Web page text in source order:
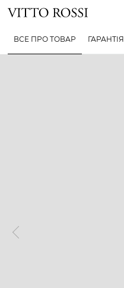
ВСЕ ПРО ТОВАР ГАРАНТІЯ